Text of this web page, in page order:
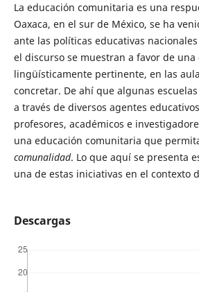
La educación comunitaria es una
Oaxaca, en el sur de México, se ha
ante las políticas educativas
el discurso se muestran a favor de
lingüísticamente pertinente, en las
concretar. De ahí que algunas
a través de diversos agentes
profesores, académicos e
una educación comunitaria que
comunalidad. Lo que aquí se presenta
una de estas iniciativas en el contexto
Descargas